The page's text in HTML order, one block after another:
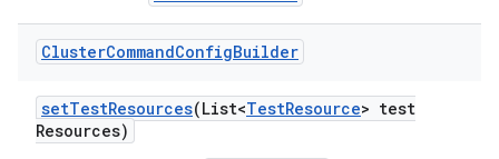
ClusterCommandConfigBuilder
setTestResources(List<TestResource> test
Resources)